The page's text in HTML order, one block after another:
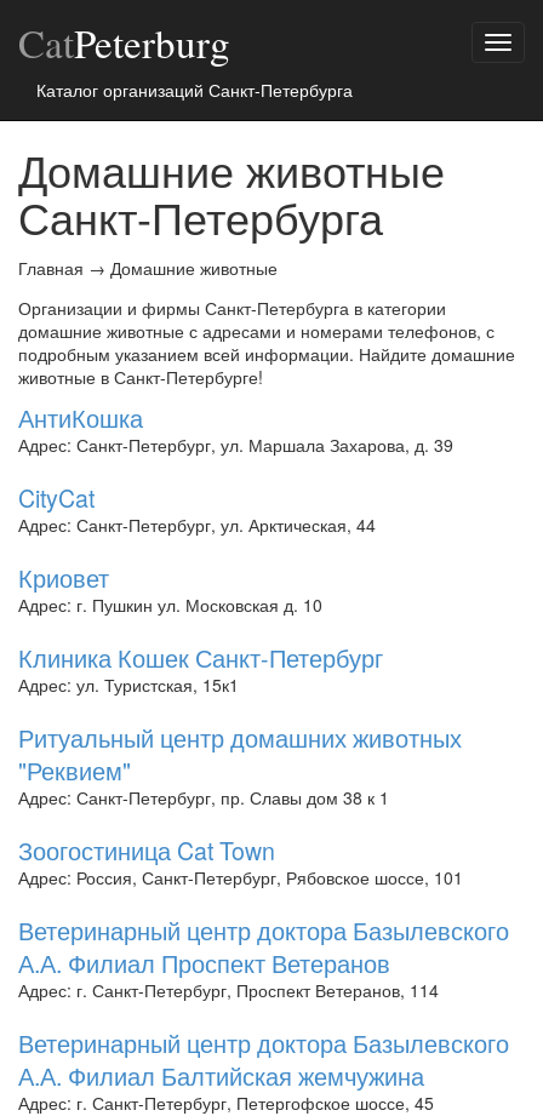
CatPeterburg
Каталог организаций Санкт-Петербурга
Домашние животные
Санкт-Петербурга
Главная → Домашние животные
Организации и фирмы Санкт-Петербурга в категории
домашние животные с адресами и номерами телефонов, с
подробным указанием всей информации. Найдите домашние
животные в Санкт-Петербурге!
АнтиКошка
Адрес: Санкт-Петербург, ул. Маршала Захарова, д. 39
CityCat
Адрес: Санкт-Петербург, ул. Арктическая, 44
Криовет
Адрес: г. Пушкин ул. Московская д. 10
Клиника Кошек Санкт-Петербург
Адрес: ул. Туристская, 15к1
Ритуальный центр домашних животных
"Реквием"
Адрес: Санкт-Петербург, пр. Славы дом 38 к 1
Зоогостиница Cat Town
Адрес: Россия, Санкт-Петербург, Рябовское шоссе, 101
Ветеринарный центр доктора Базылевского
А.А. Филиал Проспект Ветеранов
Адрес: г. Санкт-Петербург, Проспект Ветеранов, 114
Ветеринарный центр доктора Базылевского
А.А. Филиал Балтийская жемчужина
Адрес: г. Санкт-Петербург, Петергофское шоссе, 45